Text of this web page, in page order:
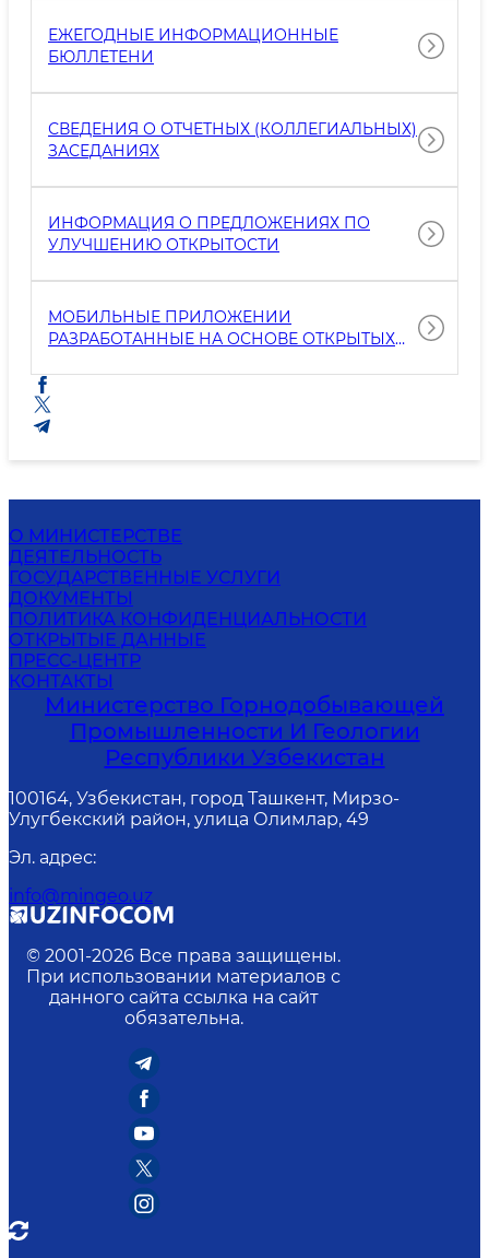
ЕЖЕГОДНЫЕ ИНФОРМАЦИОННЫЕ
БЮЛЛЕТЕНИ
СВЕДЕНИЯ О ОТЧЕТНЫХ (КОЛЛЕГИАЛЬНЫХ)
ЗАСЕДАНИЯХ
ИНФОРМАЦИЯ О ПРЕДЛОЖЕНИЯХ ПО
УЛУЧШЕНИЮ ОТКРЫТОСТИ
МОБИЛЬНЫЕ ПРИЛОЖЕНИИ
РАЗРАБОТАННЫЕ НА ОСНОВЕ ОТКРЫТЫХ
О МИНИСТЕРСТВЕ
ДЕЯТЕЛЬНОСТЬ
ГОСУДАРСТВЕННЫЕ УСЛУГИ
ДОКУМЕНТЫ
ПОЛИТИКА КОНФИДЕНЦИАЛЬНОСТИ
ОТКРЫТЫЕ ДАННЫЕ
ПРЕСС-ЦЕНТР
КОНТАКТЫ
Министерство Горнодобывающей
Промышленности И Геологии
Республики Узбекистан
100164, Узбекистан, город Ташкент, Мирзо-
Улугбекский район, улица Олимлар, 49
Эл. адрес:
info@mingeo.uz
© 2001-2026 Все права защищены.
При использовании материалов с
данного сайта ссылка на сайт
обязательна.